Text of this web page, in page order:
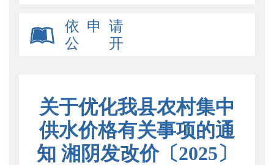
依 申 请
公 开
关于优化我县农村集中
供水价格有关事项的通
知 湘阴发改价〔2025〕